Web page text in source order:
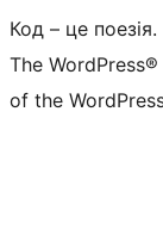
Код – це поезія.
The
of the